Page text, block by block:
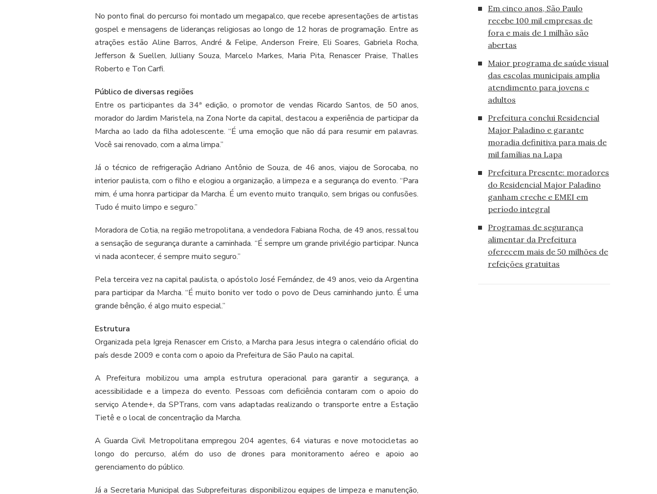
No ponto final do percurso foi montado um megapalco, que recebe apresentações de artistas
gospel e mensagens de lideranças religiosas ao longo de 12 horas de programação. Entre as
atrações estão Aline Barros, André & Felipe, Anderson Freire, Eli Soares, Gabriela Rocha,
Jefferson & Suellen, Julliany Souza, Marcelo Markes, Maria Pita, Renascer Praise, Thalles
Roberto e Ton Carfi.
Público de diversas regiões
Entre os participantes da 34ª edição, o promotor de vendas Ricardo Santos, de 50 anos,
morador do Jardim Maristela, na Zona Norte da capital, destacou a experiência de participar da
Marcha ao lado da filha adolescente. “É uma emoção que não dá para resumir em palavras.
Você sai renovado, com a alma limpa.”
Já o técnico de refrigeração Adriano Antônio de Souza, de 46 anos, viajou de Sorocaba, no
interior paulista, com o filho e elogiou a organização, a limpeza e a segurança do evento. “Para
mim, é uma honra participar da Marcha. É um evento muito tranquilo, sem brigas ou confusões.
Tudo é muito limpo e seguro.”
Moradora de Cotia, na região metropolitana, a vendedora Fabiana Rocha, de 49 anos, ressaltou
a sensação de segurança durante a caminhada. “É sempre um grande privilégio participar. Nunca
vi nada acontecer, é sempre muito seguro.”
Pela terceira vez na capital paulista, o apóstolo José Fernández, de 49 anos, veio da Argentina
para participar da Marcha. “É muito bonito ver todo o povo de Deus caminhando junto. É uma
grande bênção, é algo muito especial.”
Estrutura
Organizada pela Igreja Renascer em Cristo, a Marcha para Jesus integra o calendário oficial do
país desde 2009 e conta com o apoio da Prefeitura de São Paulo na capital.
A Prefeitura mobilizou uma ampla estrutura operacional para garantir a segurança, a
acessibilidade e a limpeza do evento. Pessoas com deficiência contaram com o apoio do
serviço Atende+, da SPTrans, com vans adaptadas realizando o transporte entre a Estação
Tietê e o local de concentração da Marcha.
A Guarda Civil Metropolitana empregou 204 agentes, 64 viaturas e nove motocicletas ao
longo do percurso, além do uso de drones para monitoramento aéreo e apoio ao
gerenciamento do público.
Já a Secretaria Municipal das Subprefeituras disponibilizou equipes de limpeza e manutenção,
Em cinco anos, São Paulo
recebe 100 mil empresas de
fora e mais de 1 milhão são
abertas
Maior programa de saúde visual
das escolas municipais amplia
atendimento para jovens e
adultos
Prefeitura conclui Residencial
Major Paladino e garante
moradia definitiva para mais de
mil famílias na Lapa
Prefeitura Presente: moradores
do Residencial Major Paladino
ganham creche e EMEI em
período integral
Programas de segurança
alimentar da Prefeitura
oferecem mais de 50 milhões de
refeições gratuitas